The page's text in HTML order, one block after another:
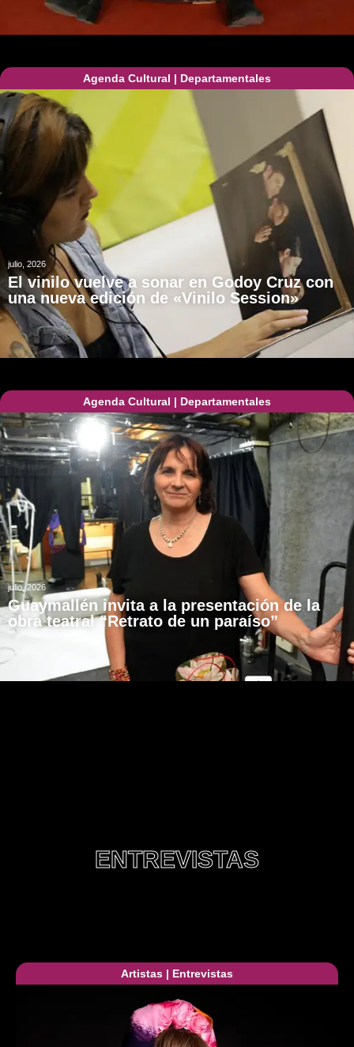
Agenda Cultural | Departamentales
julio, 2026
El vinilo vuelve a sonar en Godoy Cruz con
una nueva edición de «Vinilo Session»
Agenda Cultural | Departamentales
julio, 2026
Guaymallén invita a la presentación de la
obra teatral “Retrato de un paraíso”
ENTREVISTAS
Artistas | Entrevistas